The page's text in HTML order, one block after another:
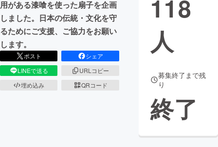
用がある漆喰を使った扇子を企画
しました。日本の伝統・文化を守
るためにご支援、ご協力をお願い
します。
ポスト
シェア
LINEで送る
URLコピー
埋め込み
QRコード
118
人
募集終了まで残
り
終了